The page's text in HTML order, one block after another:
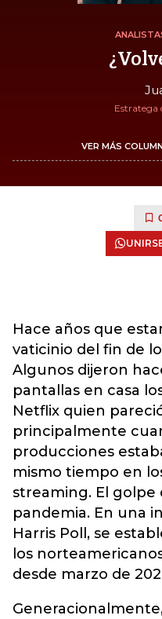
Estratega
VER MÁS
Hace años que
vaticinio del fin de
Algunos dijeron
pantallas en casa
Netflix quien
principalmente
producciones
mismo tiempo en
streaming. El golpe
pandemia. En una
Harris Poll, se
los
desde marzo de